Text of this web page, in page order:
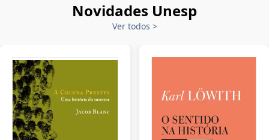
Novidades Unesp
Ver todos >